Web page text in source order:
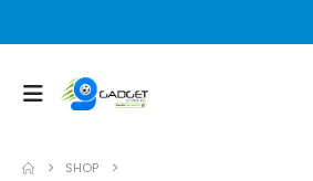
SHOP